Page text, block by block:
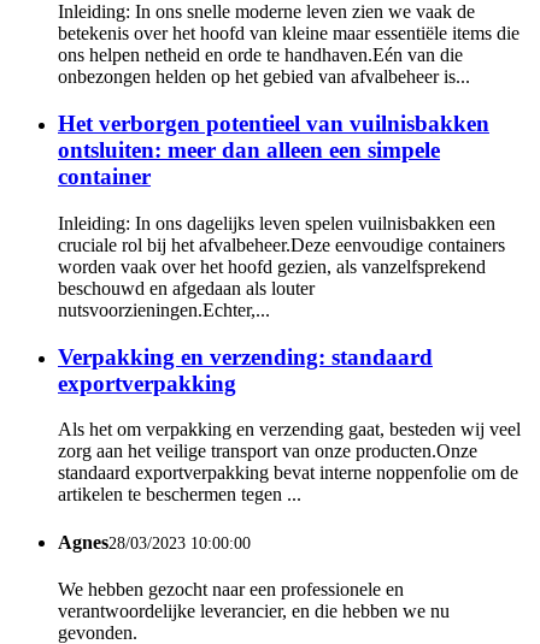
Inleiding: In ons snelle moderne leven zien we vaak de
betekenis over het hoofd van kleine maar essentiële items die
ons helpen netheid en orde te handhaven.Eén van die
onbezongen helden op het gebied van afvalbeheer is...
Het verborgen potentieel van vuilnisbakken
ontsluiten: meer dan alleen een simpele
container
Inleiding: In ons dagelijks leven spelen vuilnisbakken een
cruciale rol bij het afvalbeheer.Deze eenvoudige containers
worden vaak over het hoofd gezien, als vanzelfsprekend
beschouwd en afgedaan als louter
nutsvoorzieningen.Echter,...
Verpakking en verzending: standaard
exportverpakking
Als het om verpakking en verzending gaat, besteden wij veel
zorg aan het veilige transport van onze producten.Onze
standaard exportverpakking bevat interne noppenfolie om de
artikelen te beschermen tegen ...
Agnes28/03/2023 10:00:00
We hebben gezocht naar een professionele en
verantwoordelijke leverancier, en die hebben we nu
gevonden.